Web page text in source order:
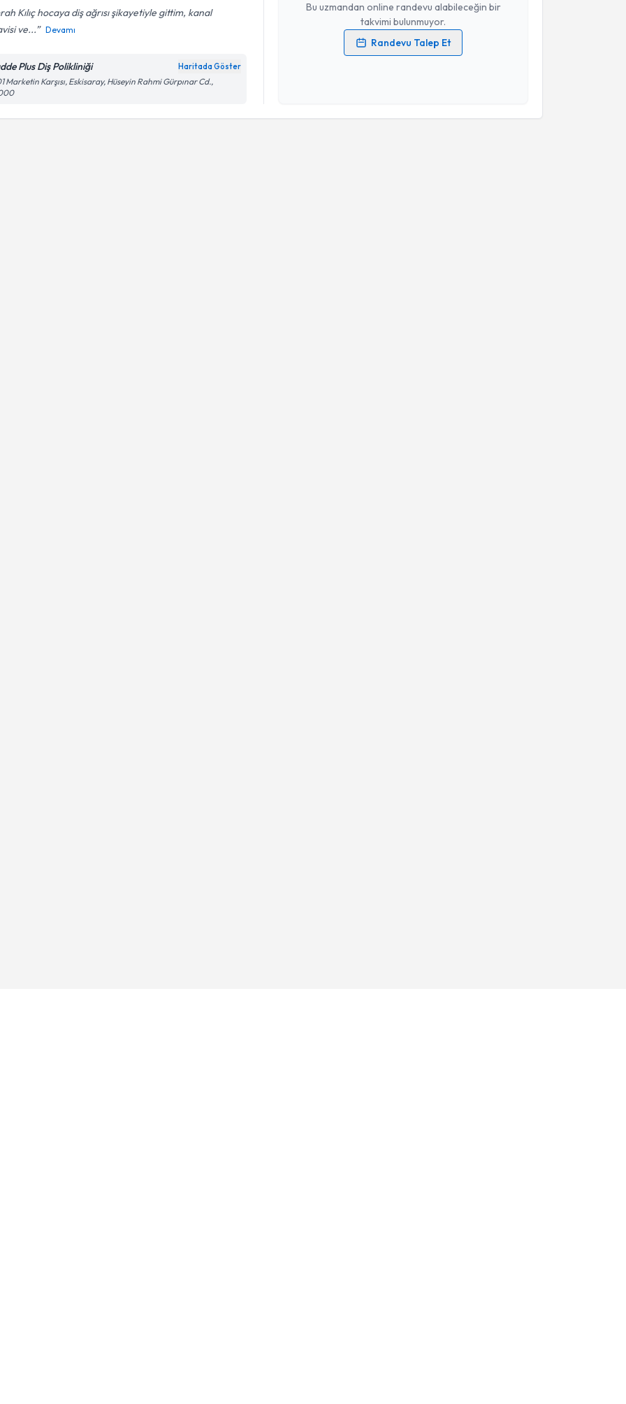
Kılıç hocaya diş ağrısı şikayetiyle gittim, kanal
ve...
Devamı
Plus Diş Polikliniği Haritada Göster
Marketin Karşısı, Eskisaray, Hüseyin Rahmi Gürpınar Cd.,
Bu uzmandan online randevu alabileceğin bir
takvimi bulunmuyor.
Randevu Talep Et
Kişisel verilerimin işlenmesine ilişkinAydınlatma Metni